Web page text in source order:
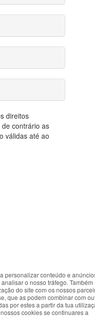
direitos
contrário as
válidas até ao
personalizar conteúdo e
o nosso tráfego. Também
do site com os nossos
que as podem combinar com
por estes a partir da tua
cookies se continuares a